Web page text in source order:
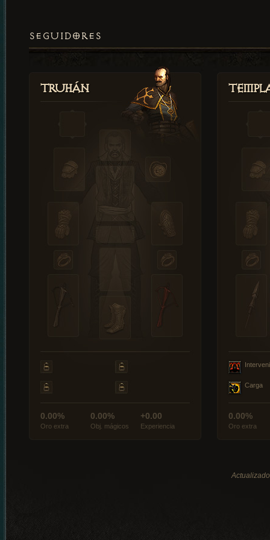
SEGUIDORES
Truhán
0.00%
Oro extra
0.00%
Obj. mágicos
+0.00
Experiencia
Carga
0.00%
Oro extra